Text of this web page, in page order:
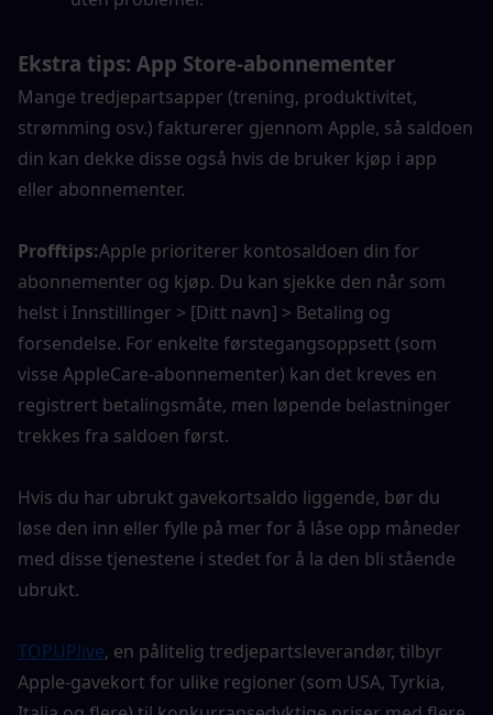
Ekstra tips: App Store-abonnementer
Mange tredjepartsapper (trening, produktivitet,
strømming osv.) fakturerer gjennom Apple, så saldoen
din kan dekke disse også hvis de bruker kjøp i app
eller abonnementer.
Profftips:Apple prioriterer kontosaldoen din for
abonnementer og kjøp. Du kan sjekke den når som
helst i Innstillinger > [Ditt navn] > Betaling og
forsendelse. For enkelte førstegangsoppsett (som
visse AppleCare-abonnementer) kan det kreves en
registrert betalingsmåte, men løpende belastninger
trekkes fra saldoen først.
Hvis du har ubrukt gavekortsaldo liggende, bør du
løse den inn eller fylle på mer for å låse opp måneder
med disse tjenestene i stedet for å la den bli stående
ubrukt.
TOPUPlive, en pålitelig tredjepartsleverandør, tilbyr
Apple-gavekort for ulike regioner (som USA, Tyrkia,